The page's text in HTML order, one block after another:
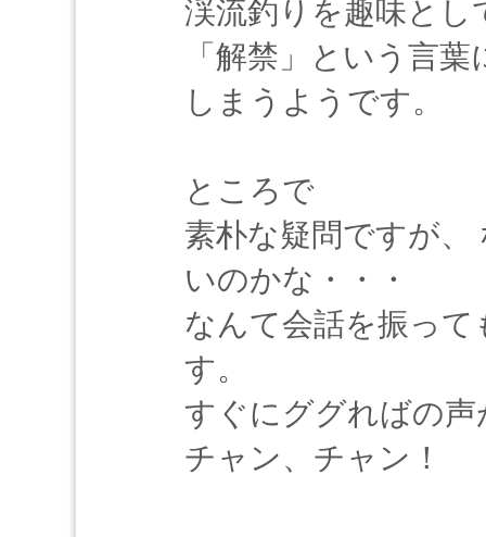
渓流釣りを趣味と
「解禁」という言
しまうようです。
ところで
素朴な疑問ですが
いのかな・・・
なんて会話を振っ
す。
すぐにググればの声
チャン、チャン！